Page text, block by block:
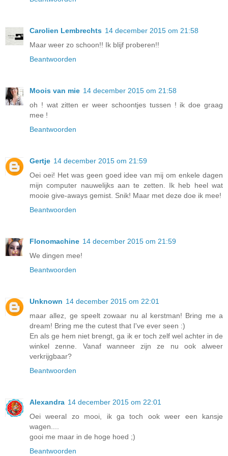
Carolien Lembrechts 14 december 2015 om 21:58
Maar weer zo schoon!! Ik blijf proberen!!
Beantwoorden
Moois van mie 14 december 2015 om 21:58
oh ! wat zitten er weer schoontjes tussen ! ik doe graag
mee !
Beantwoorden
Gertje 14 december 2015 om 21:59
Oei oei! Het was geen goed idee van mij om enkele dagen
mijn computer nauwelijks aan te zetten. Ik heb heel wat
mooie give-aways gemist. Snik! Maar met deze doe ik mee!
Beantwoorden
Flonomachine 14 december 2015 om 21:59
We dingen mee!
Beantwoorden
Unknown 14 december 2015 om 22:01
maar allez, ge speelt zowaar nu al kerstman! Bring me a
dream! Bring me the cutest that I've ever seen :)
En als ge hem niet brengt, ga ik er toch zelf wel achter in de
winkel zenne. Vanaf wanneer zijn ze nu ook alweer
verkrijgbaar?
Beantwoorden
Alexandra 14 december 2015 om 22:01
Oei weeral zo mooi, ik ga toch ook weer een kansje
wagen....
gooi me maar in de hoge hoed ;)
Beantwoorden